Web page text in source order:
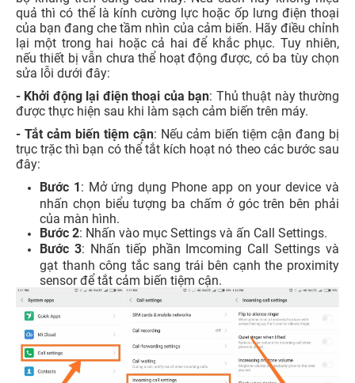
quả thì có thể là kính cường lực hoặc ốp lưng điện thoại
của bạn đang che tầm nhìn của cảm biến. Hãy điều chỉnh
lại một trong hai hoặc cả hai để khắc phục. Tuy nhiên,
nếu thiết bị vẫn chưa thể hoạt động được, có ba tùy chọn
sửa lỗi dưới đây:
- Khởi động lại điện thoại của bạn: Thủ thuật này thường
được thực hiện sau khi làm sạch cảm biến trên máy.
- Tắt cảm biến tiệm cận: Nếu cảm biến tiệm cận đang bị
trục trặc thì bạn có thể tắt kích hoạt nó theo các bước sau
đây:
Bước 1: Mở ứng dụng Phone app on your device và
nhấn chọn biểu tượng ba chấm ở góc trên bên phải
của màn hình.
Bước 2: Nhấn vào mục Settings và ấn Call Settings.
Bước 3: Nhấn tiếp phần Imcoming Call Settings và
gạt thanh công tắc sang trái bên cạnh the proximity
sensor để tắt cảm biến tiệm cận.